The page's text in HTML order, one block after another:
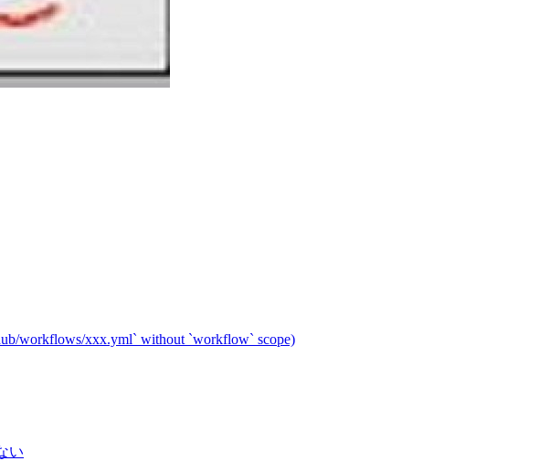
workflows/xxx.yml` without `workflow` scope)
い